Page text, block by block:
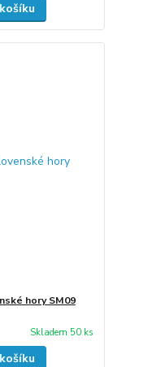
hory SM09
Skladem 50 ks